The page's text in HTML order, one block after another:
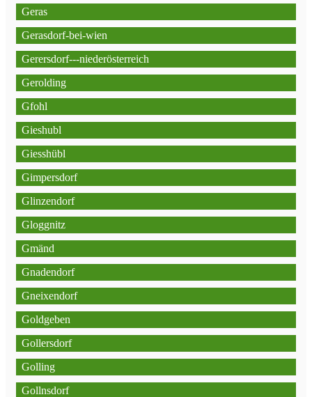
Geras
Gerasdorf-bei-wien
Gerersdorf---niederösterreich
Gerolding
Gfohl
Gieshubl
Giesshübl
Gimpersdorf
Glinzendorf
Gloggnitz
Gmänd
Gnadendorf
Gneixendorf
Goldgeben
Gollersdorf
Golling
Gollnsdorf